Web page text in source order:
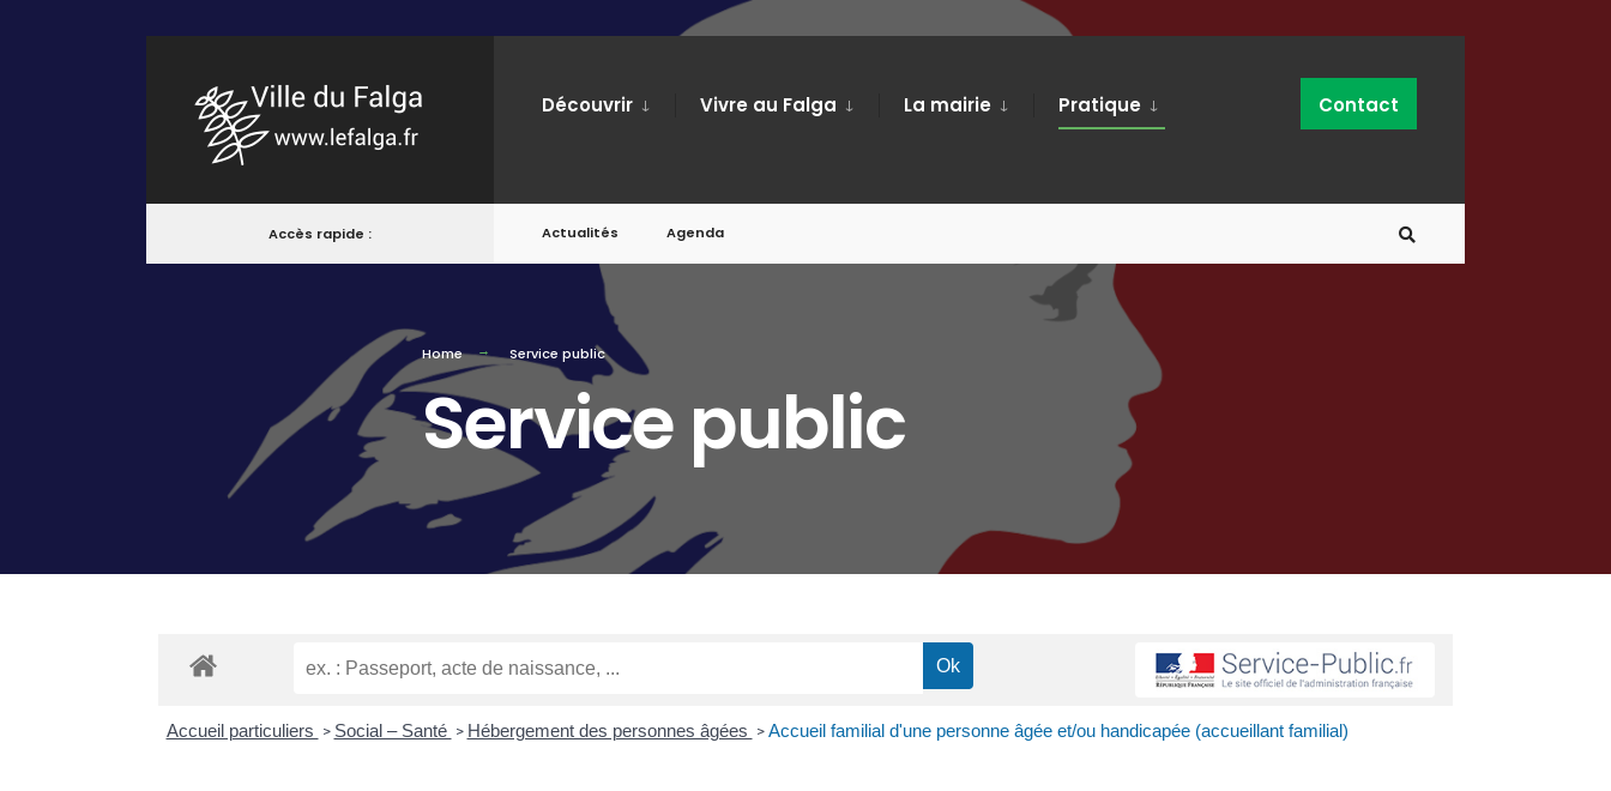
Découvrir Vivre au Falga La mairie Pratique Contact
Accès rapide : Actualités Agenda
Home Service public
Service public
Accueil particuliers > Social – Santé > Hébergement des personnes âgées > Accueil familial d'une personne âgée et/ou handicapée (accueillant familial)